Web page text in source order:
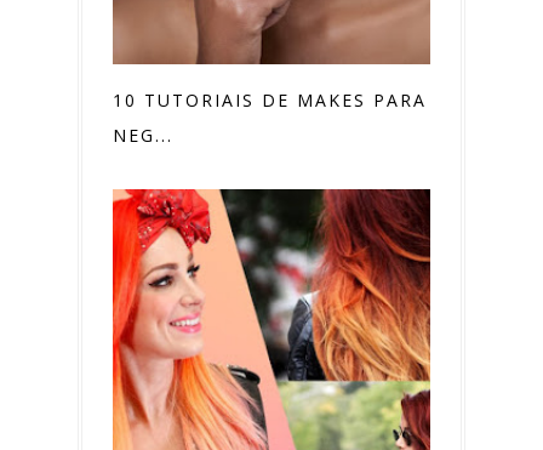
10 TUTORIAIS DE MAKES PARA PELE
NEG...